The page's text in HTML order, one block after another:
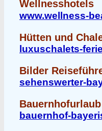
Wellnesshotels
www.wellness-
Hütten und
luxuschalets-
Bilder
sehenswerter-
Bauernhofurlaub
bauernhof-